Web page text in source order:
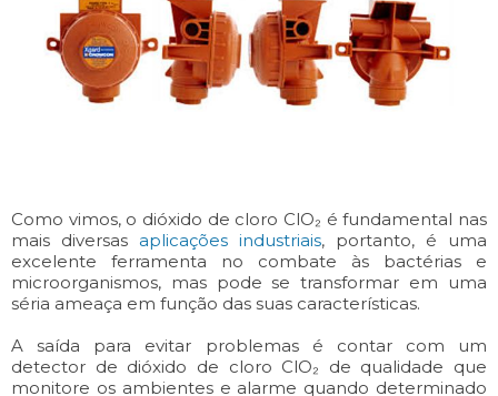
Como vimos, o dióxido de cloro ClO₂ é fundamental nas
mais diversas aplicações industriais, portanto, é uma
excelente ferramenta no combate às bactérias e
microorganismos, mas pode se transformar em uma
séria ameaça em função das suas características.
A saída para evitar problemas é contar com um
detector de dióxido de cloro ClO₂ de qualidade que
monitore os ambientes e alarme quando determinado